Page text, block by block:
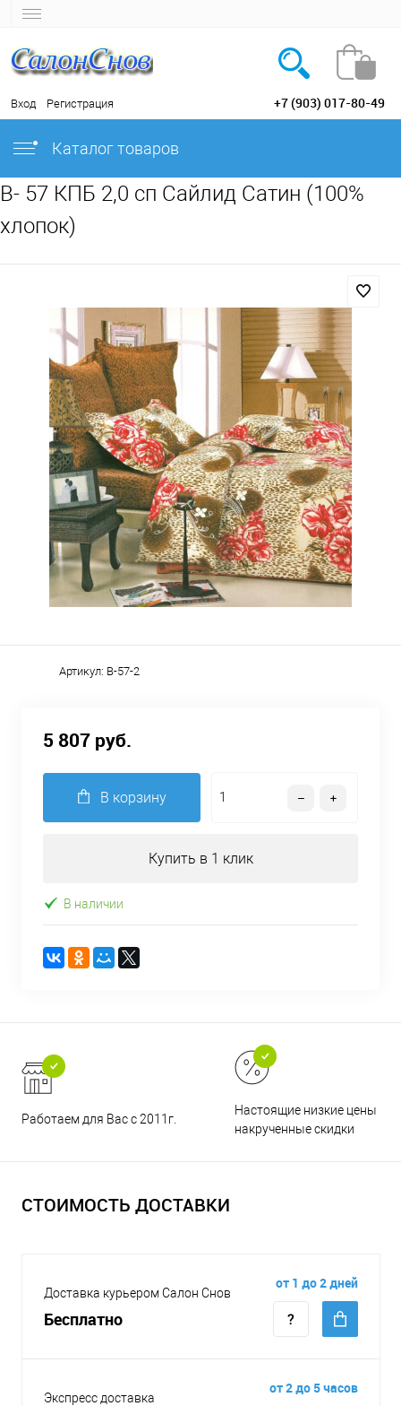
Вход Регистрация +7 (903) 017-80-49
Каталог товаров
B- 57 КПБ 2,0 сп Сайлид Сатин (100%
хлопок)
Артикул: B-57-2
5 807 руб.
В корзину
Купить в 1 клик
В наличии
Работаем для Вас с 2011г.
Настоящие низкие цены и
накрученные скидки
СТОИМОСТЬ ДОСТАВКИ
Доставка курьером Салон Снов
Бесплатно
от 1 до 2 дней
Экспресс доставка
от 2 до 5 часов